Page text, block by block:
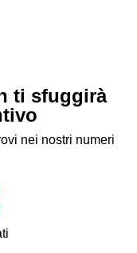
aziende.
ti sfuggirà
nei nostri numeri